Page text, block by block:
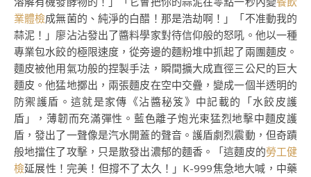
業體檢成無菌的、純淨的白醋！那是浩劫啊！」「不准動我的
蒜泥！」廖沾沾發出了醬料學家對待信仰般的怒吼。他以一種
專業包水餃的極限速度，從旁邊的麵粉堆中抓起了兩團麵皮。
麵皮被他用氣功般的捏製手法，瞬間擴大成直徑三公尺的巨大
麵皮。他猛地擲出，兩張麵皮在空中交疊，變成一個半透明的
防禦護盾。這就是家傳《沾醬秘笈》中記載的「水餃皮護
盾」，薄韌而充滿彈性。藍色離子炮光束猛烈地擊中麵皮護
盾，發出了一聲像是汽水開蓋的聲音。護盾劇烈震動，但奇蹟
般地擋住了攻擊，只是散發出濃郁的麵香。「這麵皮的勞工健
檢延展性！完美！但撐不了太久！」K-999焦急地大喊，中藥